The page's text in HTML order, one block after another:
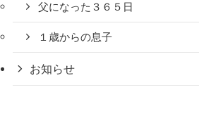
父になった３６５日
１歳からの息子
お知らせ